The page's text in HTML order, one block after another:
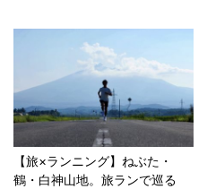
【旅×ランニング】ねぶた・
鶴・白神山地。旅ランで巡る